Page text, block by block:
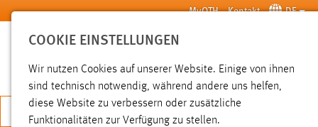
Zum Hauptinhalt springen MyOTH Kontakt DE
SUCHE
JETZT BEWERBEN
COOKIE EINSTELLUNGEN
Wir nutzen Cookies auf unserer Website. Einige von ihnen
sind technisch notwendig, während andere uns helfen,
diese Website zu verbessern oder zusätzliche
Funktionalitäten zur Verfügung zu stellen.